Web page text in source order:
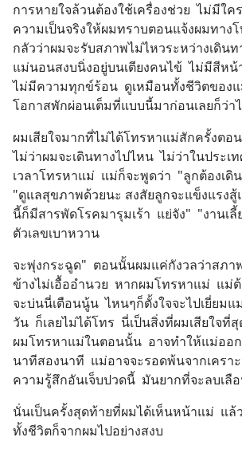
การหายใจล้วนต้องใช้เครื่องช่วย  ไม่มีใ
ความเป็นจริงให้ผมทราบตอนแจ้งผมทาง
กลัวว่าผมจะรับสภาพไม่ไหวระหว่างเดิน
แม่นอนสงบนิ่งอยู่บนเตียงคนไข้  ไม่มีสีหน้
ไม่มีความทุกข์ร้อน  ดูเหมือนทั้งชีวิตของแ
โอกาสพักผ่อนเต็มที่แบบนี้มาก่อนเลยก็ว่า
ผมเสียใจมากที่ไม่ได้โทรหาแม่สักครั้งตอ
ไม่ว่าผมจะเดินทางไปไหน  ไม่ว่าในประเ
เวลาโทรหาแม่  แม่ก็จะพูดว่า  "ลูกต้องเดิ
"ดูแลสุขภาพด้วยนะ สงสัยลูกจะแข็งแรง
นี้ก็มีสารพัดโรคมารุมเร้า  แย่จัง"  "งานเลี้
ตัวเลขเบาหวาน
จะพุ่งกระฉูด"  ตอนนั้นผมแค่กังวลว่าสภ
ข้างไม่เอื้ออำนวย  หากผมโทรหาแม่  แม่
จะบ่นนี่เตือนนู้น  ไหนๆก็ตั้งใจจะไปเยี่ยม
วัน  ก็เลยไม่ได้โทร  นี่เป็นสิ่งที่ผมเสียใจที่
ผมโทรหาแม่ในตอนนั้น  อาจทำให้แม่ออ
นาทีสองนาที  แม่อาจจะรอดพ้นจากเครา
ความรู้สึกอันเจ็บปวดนี้  มันยากที่จะลบเลื
นั่นเป็นครั้งสุดท้ายที่ผมได้เห็นหน้าแม่  แล้
ทั้งชีวิตก็จากผมไปอย่างสงบ